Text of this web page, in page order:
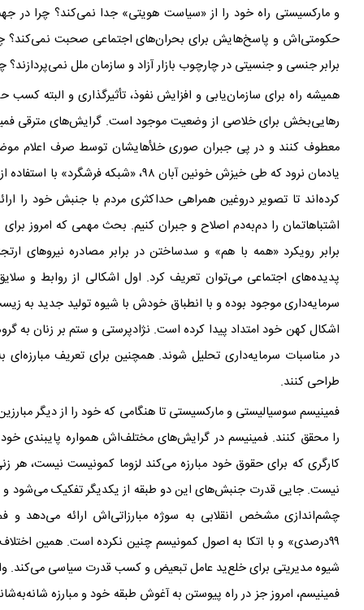
و مارکسیستی راه خود را از «سیاست هویتی» جدا نمیکند؟ چرا در
حکومتیاش و پاسخهایش برای بحرانهای اجتماعی صحبت نمیکند؟
برابر جنسی و جنسیتی در چارچوب بازار آزاد و سازمان ملل نمی
همیشه راه برای سازمانیابی و افزایش نفوذ، تأثیرگذاری و البته
رهاییبخش برای خلاصی از وضعیت موجود است. گرایشهای مترقی
معطوف کنند و در پی جبران صوری خلأهایشان توسط صرف اعلام
یادمان نرود که طی خیزش خونین آبان ۹۸، «شبکه فرشگرد» با استفاده از چند ویدیوی شعارهای هوادارنش مدعی شد آبان را آن‌ها سازمان
کردهاند تا تصویر دروغین همراهی حداکثری مردم با جنبش خود را
اشتباهاتمان را دم‌به‌دم اصلاح و جبران کنیم. بحث مهمی که امروز برای
برابر رویکرد «همه با هم» و سدساختن در برابر مصادرهنیروهای
پدیده‌های اجتماعی می‌توان تعریف کرد. اول اشکالی از روابط و
سرمایه‌داری موجود بوده و با انطباق خودش با شیوه‌ تولید جدید به
اشکال کهن خود امتداد پیدا کرده است. نژادپرستی و ستم بر زنان به
در مناسبات سرمایه‌داری تحلیل شوند. همچنین برای تعریف مبارزه‌ای
طراحی کنند.
فمینیسم سوسیالیستی و مارکسیستی تا هنگامی که خود را از دیگر
را محقق کنند. فمینیسم در گرایشهای مختلفاش همواره پایبندی
کارگری که برای حقوق خود مبارزه میکند لزوما کمونیست نیست، هر
نیست. جایی قدرت جنبشهای این دو طبقه از یکدیگر تفکیک میشود و
چشماندازی مشخص انقلابی به سوژهمبارزاتیاش ارائه میدهد و
۹۹درصدی» و با اتکا به اصول کمونیسم چنین نکرده است. همین
شیوهمدیریتی برای خلع‌ید عامل تبعیض و کسب قدرت سیاسی میکند.
فمینیسم، امروز جز در راه پیوستن به آغوش طبقه خود و مبارزه